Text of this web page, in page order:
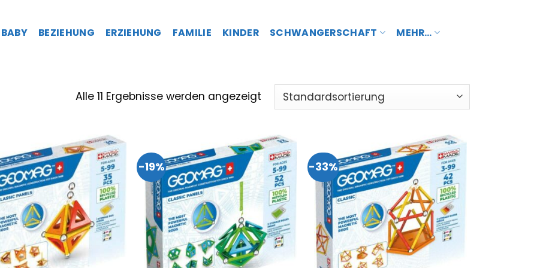
BABY BEZIEHUNG ERZIEHUNG FAMILIE KINDER SCHWANGERSCHAFT MEHR…
Alle 11 Ergebnisse werden angezeigt
-19% -33%